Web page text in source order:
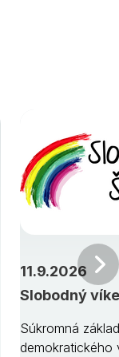
Slobodný
11.9.2026
Súkromná
demokratického